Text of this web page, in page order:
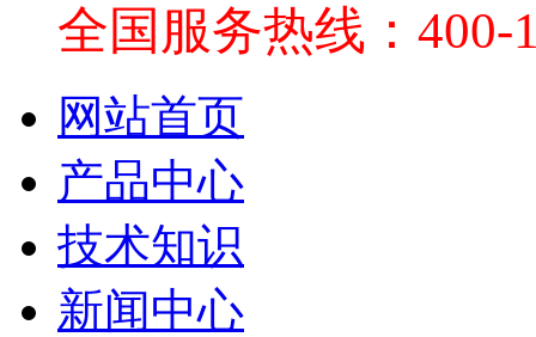
全国服务热线：400-
网站首页
产品中心
技术知识
新闻中心